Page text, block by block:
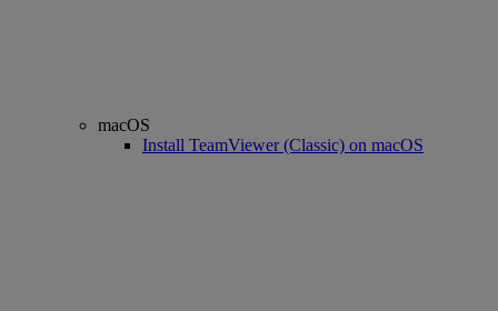
macOS
Install TeamViewer (Classic) on macOS